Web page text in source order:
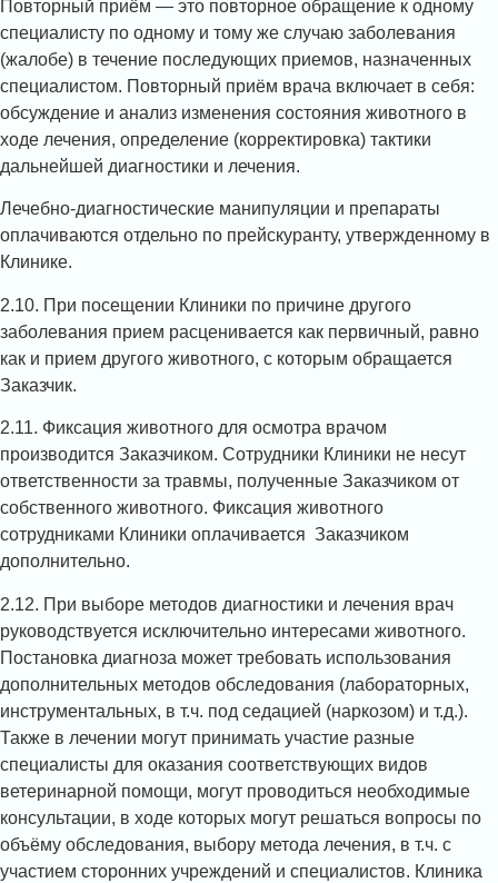
Повторный приём — это повторное обращение к одному
специалисту по одному и тому же случаю заболевания
(жалобе) в течение последующих приемов, назначенных
специалистом. Повторный приём врача включает в себя:
обсуждение и анализ изменения состояния животного в
ходе лечения, определение (корректировка) тактики
дальнейшей диагностики и лечения.
Лечебно-диагностические манипуляции и препараты
оплачиваются отдельно по прейскуранту, утвержденному в
Клинике.
2.10. При посещении Клиники по причине другого
заболевания прием расценивается как первичный, равно
как и прием другого животного, с которым обращается
Заказчик.
2.11. Фиксация животного для осмотра врачом
производится Заказчиком. Сотрудники Клиники не несут
ответственности за травмы, полученные Заказчиком от
собственного животного. Фиксация животного
сотрудниками Клиники оплачивается Заказчиком
дополнительно.
2.12. При выборе методов диагностики и лечения врач
руководствуется исключительно интересами животного.
Постановка диагноза может требовать использования
дополнительных методов обследования (лабораторных,
инструментальных, в т.ч. под седацией (наркозом) и т.д.).
Также в лечении могут принимать участие разные
специалисты для оказания соответствующих видов
ветеринарной помощи, могут проводиться необходимые
консультации, в ходе которых могут решаться вопросы по
объёму обследования, выбору метода лечения, в т.ч. с
участием сторонних учреждений и специалистов. Клиника